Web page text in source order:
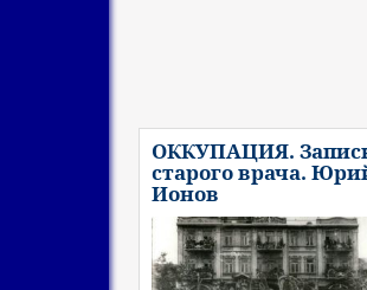
ОККУПАЦИЯ.
старого врача.
Ионов